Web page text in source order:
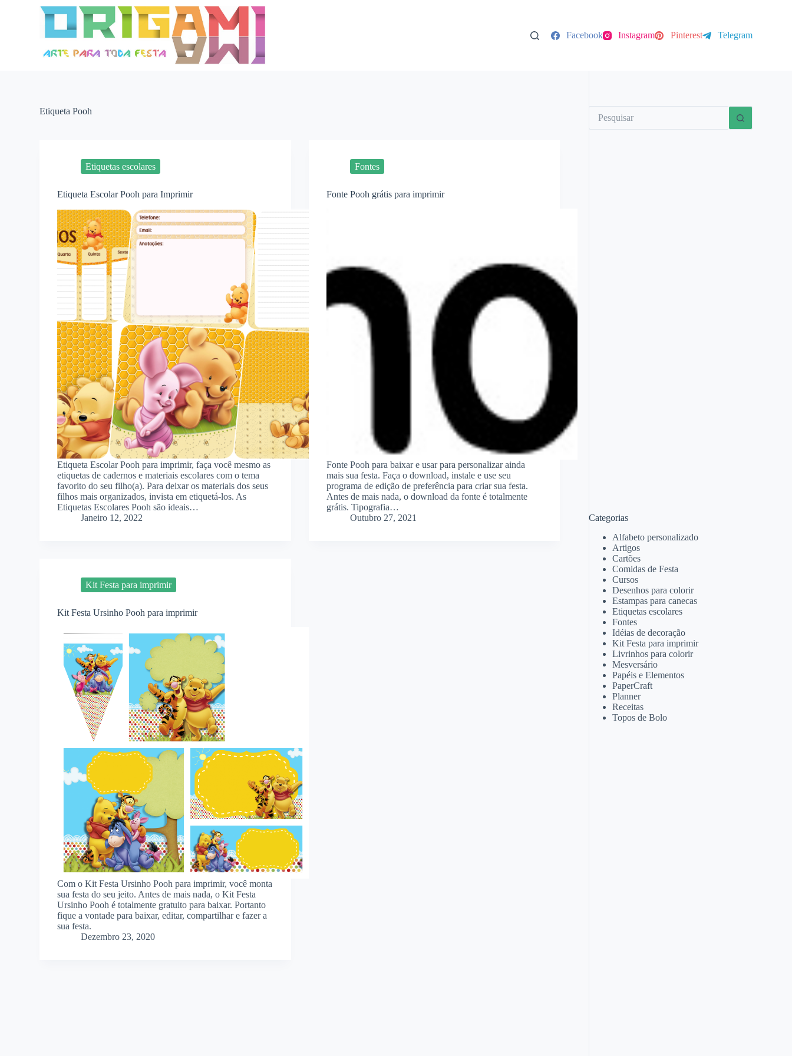
Facebook Instagram Pinterest Telegram
Etiqueta Pooh
Etiquetas escolares
Etiqueta Escolar Pooh para Imprimir
Etiqueta Escolar Pooh para imprimir, faça você mesmo as
etiquetas de cadernos e materiais escolares com o tema
favorito do seu filho(a). Para deixar os materiais dos seus
filhos mais organizados, invista em etiquetá-los. As
Etiquetas Escolares Pooh são ideais…
Janeiro 12, 2022
Fontes
Fonte Pooh grátis para imprimir
Fonte Pooh para baixar e usar para personalizar ainda
mais sua festa. Faça o download, instale e use seu
programa de edição de preferência para criar sua festa.
Antes de mais nada, o download da fonte é totalmente
grátis. Tipografia…
Outubro 27, 2021
Kit Festa para imprimir
Kit Festa Ursinho Pooh para imprimir
Com o Kit Festa Ursinho Pooh para imprimir, você monta
sua festa do seu jeito. Antes de mais nada, o Kit Festa
Ursinho Pooh é totalmente gratuito para baixar. Portanto
fique a vontade para baixar, editar, compartilhar e fazer a
sua festa.
Dezembro 23, 2020
Categorias
Alfabeto personalizado
Artigos
Cartões
Comidas de Festa
Cursos
Desenhos para colorir
Estampas para canecas
Etiquetas escolares
Fontes
Idéias de decoração
Kit Festa para imprimir
Livrinhos para colorir
Mesversário
Papéis e Elementos
PaperCraft
Planner
Receitas
Topos de Bolo